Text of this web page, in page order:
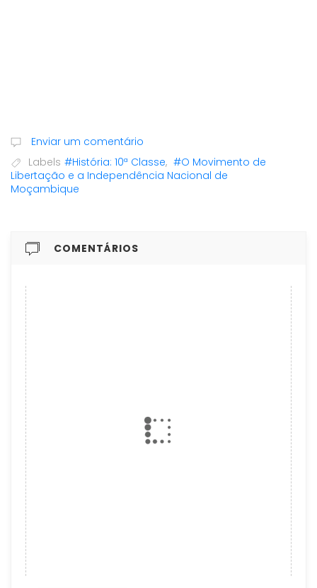
Enviar um comentário
Labels #História: 10ª Classe, #O Movimento de
Libertação e a Independência Nacional de
Moçambique
COMENTÁRIOS